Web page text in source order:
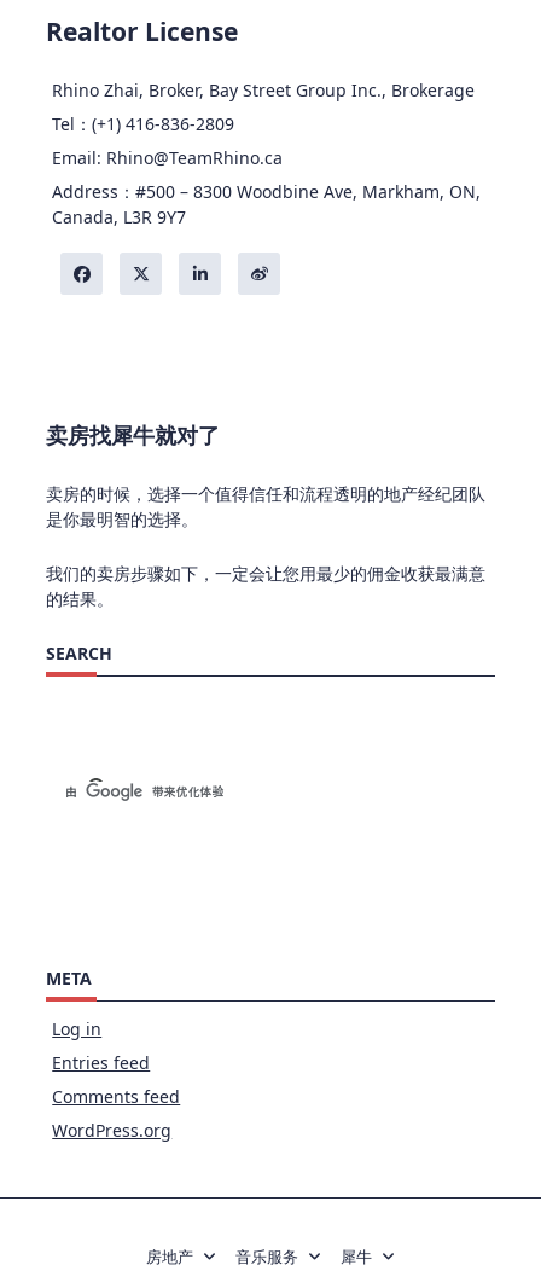
Realtor License
Rhino Zhai, Broker, Bay Street Group Inc., Brokerage
Tel：(+1) 416-836-2809
Email: Rhino@TeamRhino.ca
Address：#500 – 8300 Woodbine Ave, Markham, ON,
Canada, L3R 9Y7
卖房找犀牛就对了
卖房的时候，选择一个值得信任和流程透明的地产经纪团队
是你最明智的选择。
我们的卖房步骤如下，一定会让您用最少的佣金收获最满意
的结果。
SEARCH
META
Log in
Entries feed
Comments feed
WordPress.org
房地产 音乐服务 犀牛